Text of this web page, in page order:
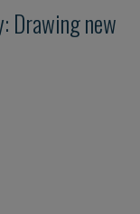
Drawing new